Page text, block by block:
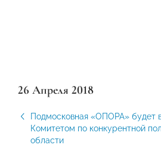
26 Апреля 2018
Подмосковная «ОПОРА» будет
Комитетом по конкурентной
области